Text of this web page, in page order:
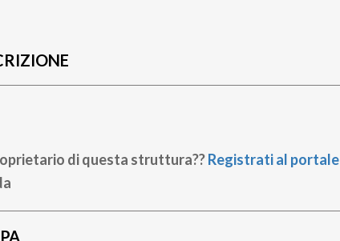
di questa struttura??Registrati al portale